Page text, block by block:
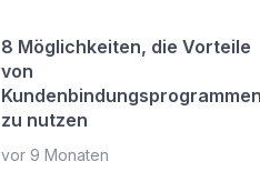
8 Möglichkeiten, die Vorteile
von
zu nutzen
vor 9 Monaten